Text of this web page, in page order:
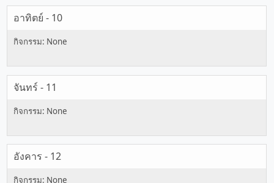
อาทิตย์ - 10
จันทร์ - 11
อังคาร - 12